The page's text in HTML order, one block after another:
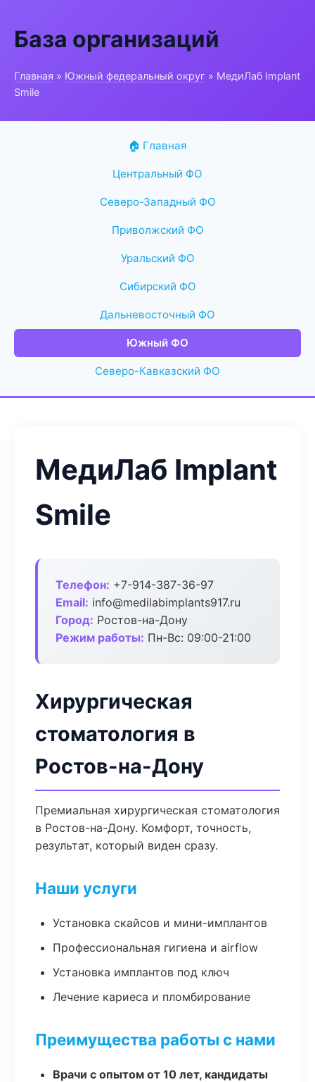
База организаций
Главная » Южный федеральный округ » МедиЛаб Implant
Smile
🏠 Главная
Центральный ФО
Северо-Западный ФО
Приволжский ФО
Уральский ФО
Сибирский ФО
Дальневосточный ФО
Южный ФО
Северо-Кавказский ФО
МедиЛаб Implant
Smile
Телефон: +7-914-387-36-97
Email: info@medilabimplants917.ru
Город: Ростов-на-Дону
Режим работы: Пн-Вс: 09:00-21:00
Хирургическая
стоматология в
Ростов-на-Дону
Премиальная хирургическая стоматология
в Ростов-на-Дону. Комфорт, точность,
результат, который виден сразу.
Наши услуги
Установка скайсов и мини-имплантов
Профессиональная гигиена и airflow
Установка имплантов под ключ
Лечение кариеса и пломбирование
Преимущества работы с нами
Врачи с опытом от 10 лет, кандидаты